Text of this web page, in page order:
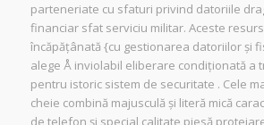
parteneriate cu sfaturi privind datoriile
financiar sfat serviciu militar. Aceste
încăpățânată {cu gestionarea datoriilor și
alege Å inviolabil eliberare condiționată a
pentru istoric sistem de securitate . Cele
cheie combină majusculă și literă mică
de telefon și special calitate piesă